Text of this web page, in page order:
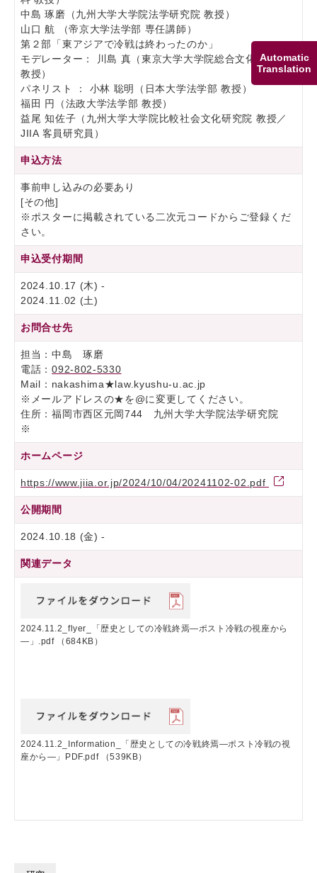
Automatic
Translation
中島 琢磨（九州大学大学院法学研究院 教授）
山口 航 （帝京大学法学部 専任講師）
第２部「東アジアで冷戦は終わったのか」
モデレーター： 川島 真（東京大学大学院総合文化研究科
教授）
パネリスト ： 小林 聡明（日本大学法学部 教授）
福田 円（法政大学法学部 教授）
益尾 知佐子（九州大学大学院比較社会文化研究院 教授／
JIIA 客員研究員）
申込方法
事前申し込みの必要あり
[その他]
※ポスターに掲載されている二次元コードからご登録くだ
さい。
申込受付期間
2024.10.17 (木) -
2024.11.02 (土)
お問合せ先
担当：中島 琢磨
電話：092-802-5330
Mail：nakashima★law.kyushu-u.ac.jp
※メールアドレスの★を@に変更してください。
住所：福岡市西区元岡744 九州大学大学院法学研究院
※
ホームページ
https://www.jiia.or.jp/2024/10/04/20241102-02.pdf
公開期間
2024.10.18 (金) -
関連データ
2024.11.2_flyer_「歴史としての冷戦終焉―ポスト冷戦の視座から
―」.pdf
（684KB）
2024.11.2_Information_「歴史としての冷戦終焉―ポスト冷戦の視
座から―」PDF.pdf
（539KB）